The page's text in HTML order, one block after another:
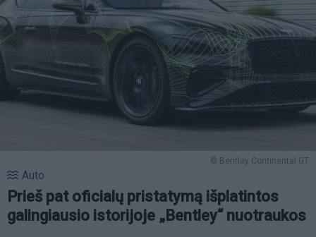
© Bentley Continental GT
Auto
Prieš pat oficialų pristatymą išplatintos
galingiausio istorijoje „Bentley“ nuotraukos